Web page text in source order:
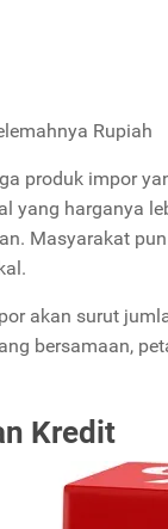
Rupiah
produk impor
yang harganya
Masyarakat
akan surut
bersamaan,
Kredit